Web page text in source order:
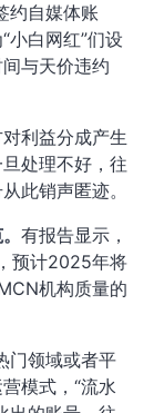
约自媒体账
小白网红”们设
与天价违约
利益分成产生
处理不好，往
此销声匿迹。
有报告显示，
预计2025年将
机构质量的
门领域或者平
模式，“流水